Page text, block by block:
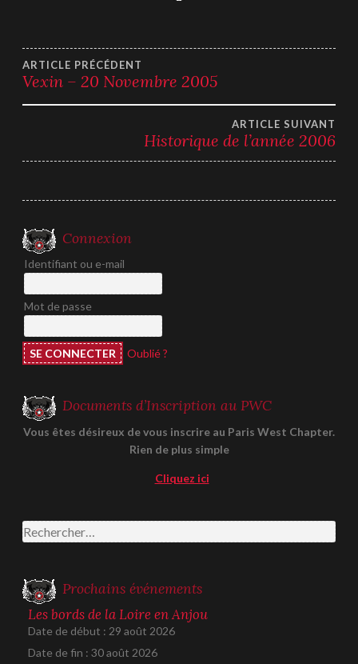
Navigation
de
ARTICLE PRÉCÉDENT
Vexin – 20 Novembre 2005
ARTICLE SUIVANT
Historique de l’année 2006
Connexion
Identifiant ou e-mail
Mot de passe
Oublié ?
Documents d’Inscription au PWC
Vous êtes désireux de vous inscrire au Paris West Chapter.
Rien de plus simple
Cliquez ici
Rechercher :
Prochains événements
Les bords de la Loire en Anjou
Date de début : 29 août 2026
Date de fin : 30 août 2026